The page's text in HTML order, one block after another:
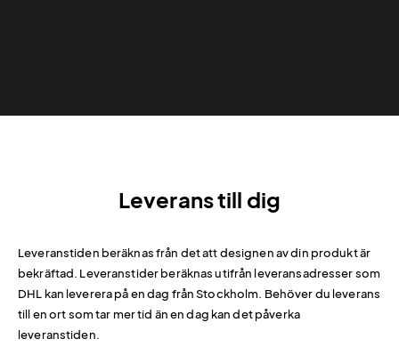
Leverans till dig
Leveranstiden beräknas från det att designen av din produkt är
bekräftad. Leveranstider beräknas utifrån leveransadresser som
DHL kan leverera på en dag från Stockholm. Behöver du leverans
till en ort som tar mer tid än en dag kan det påverka
leveranstiden.